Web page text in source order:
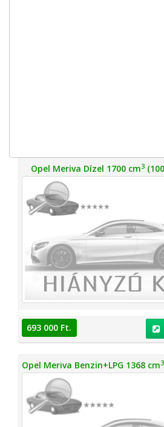
Opel Meriva Dízel 1700 cm3
693 000 Ft.
Opel Meriva Benzin+LPG 1368 cm3